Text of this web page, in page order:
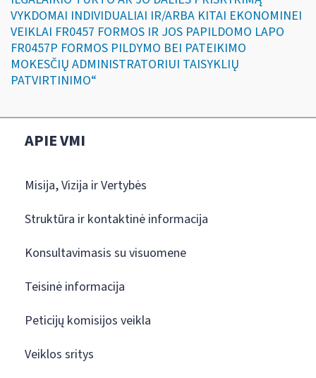
VYKDOMAI INDIVIDUALIAI IR/ARBA KITAI EKONOMINEI
VEIKLAI FR0457 FORMOS IR JOS PAPILDOMO LAPO
FR0457P FORMOS PILDYMO BEI PATEIKIMO
MOKESČIŲ ADMINISTRATORIUI TAISYKLIŲ
PATVIRTINIMO“
APIE VMI
Misija, Vizija ir Vertybės
Struktūra ir kontaktinė informacija
Konsultavimasis su visuomene
Teisinė informacija
Peticijų komisijos veikla
Veiklos sritys